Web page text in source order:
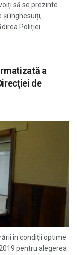
să se prezinte
și înghesuiți,
Poliției
a
de
în condiții optime
pentru alegerea